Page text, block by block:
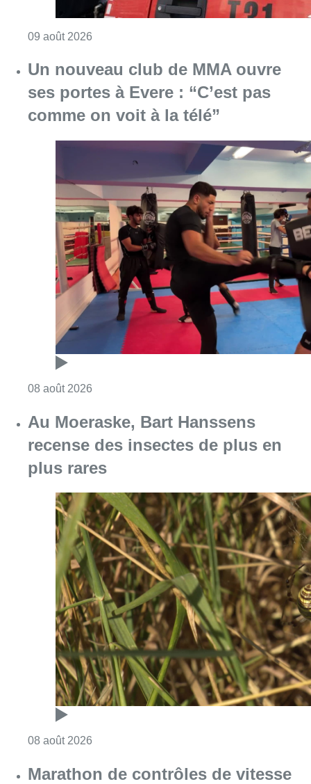
09 août 2026
Un nouveau club de MMA ouvre
ses portes à Evere : “C’est pas
comme on voit à la télé”
08 août 2026
Au Moeraske, Bart Hanssens
recense des insectes de plus en
plus rares
08 août 2026
Marathon de contrôles de vitesse